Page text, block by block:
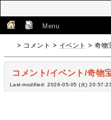
Menu
> コメント > イベント > 奇物
コメント/イベント/奇物
Last-modified: 2026-05-05 (火) 20:57:23